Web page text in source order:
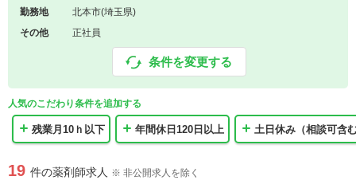
勤務地
北本市(埼玉県)
その他
正社員
条件を変更する
人気のこだわり条件を追加する
残業月10ｈ以下 年間休日120日以上 土日休み（相談可含
19 件の薬剤師求人 ※ 非公開求人を除く